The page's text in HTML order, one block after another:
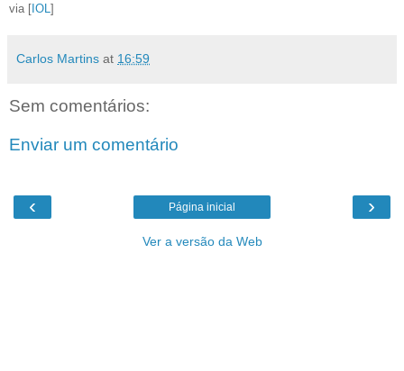
via [ IOL ]
Carlos Martins at 16:59
Sem comentários:
Enviar um comentário
‹ ›
Página inicial
Ver a versão da Web